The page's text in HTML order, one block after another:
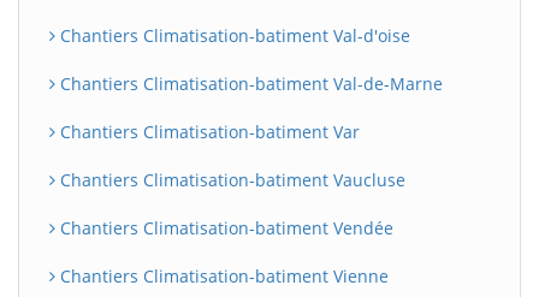
Chantiers Climatisation-batiment Val-d'oise
Chantiers Climatisation-batiment Val-de-Marne
Chantiers Climatisation-batiment Var
Chantiers Climatisation-batiment Vaucluse
Chantiers Climatisation-batiment Vendée
Chantiers Climatisation-batiment Vienne